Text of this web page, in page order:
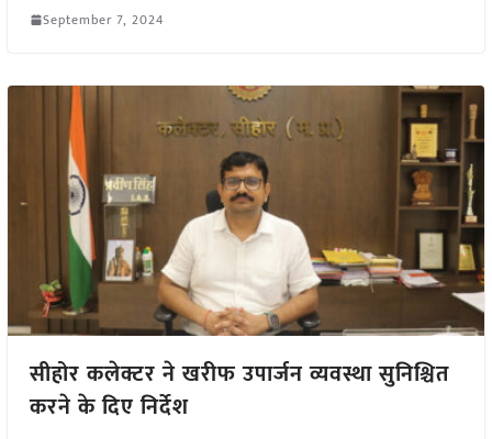
September 7, 2024
सीहोर कलेक्टर ने खरीफ उपार्जन व्यवस्था सुनिश्चित
करने के दिए निर्देश